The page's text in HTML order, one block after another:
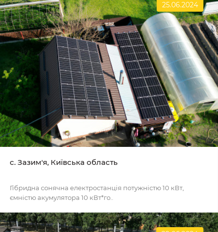
25.06.2024
с. Зазим'я, Київська область
Гібридна сонячна електростанція потужністю 10 кВт,
ємністю акумулятора 10 кВт*го..